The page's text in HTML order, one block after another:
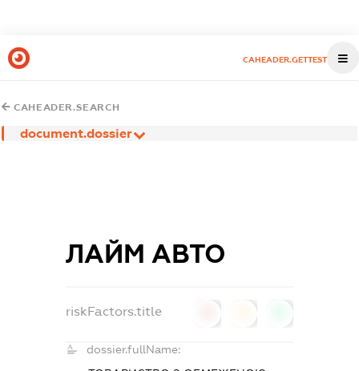
CAHEADER.GETTEST
CAHEADER.SEARCH
document.dossier
ЛАЙМ АВТО
riskFactors.title
dossier.fullName: